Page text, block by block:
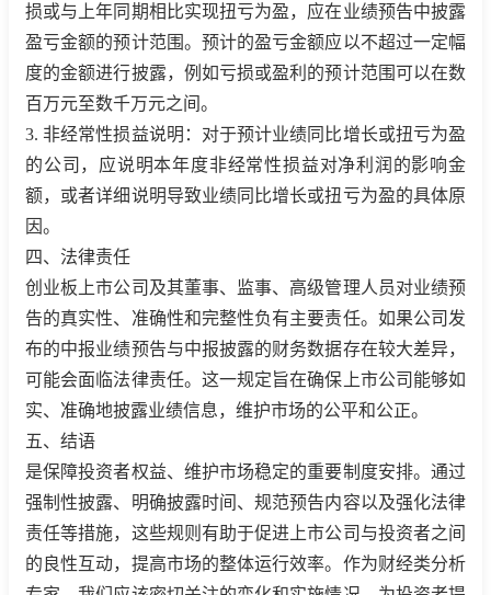
损或与上年同期相比实现扭亏为盈，应在业绩预告中披露
盈亏金额的预计范围。预计的盈亏金额应以不超过一定幅
度的金额进行披露，例如亏损或盈利的预计范围可以在数
百万元至数千万元之间。
3. 非经常性损益说明：对于预计业绩同比增长或扭亏为盈
的公司，应说明本年度非经常性损益对净利润的影响金
额，或者详细说明导致业绩同比增长或扭亏为盈的具体原
因。
四、法律责任
创业板上市公司及其董事、监事、高级管理人员对业绩预
告的真实性、准确性和完整性负有主要责任。如果公司发
布的中报业绩预告与中报披露的财务数据存在较大差异，
可能会面临法律责任。这一规定旨在确保上市公司能够如
实、准确地披露业绩信息，维护市场的公平和公正。
五、结语
是保障投资者权益、维护市场稳定的重要制度安排。通过
强制性披露、明确披露时间、规范预告内容以及强化法律
责任等措施，这些规则有助于促进上市公司与投资者之间
的良性互动，提高市场的整体运行效率。作为财经类分析